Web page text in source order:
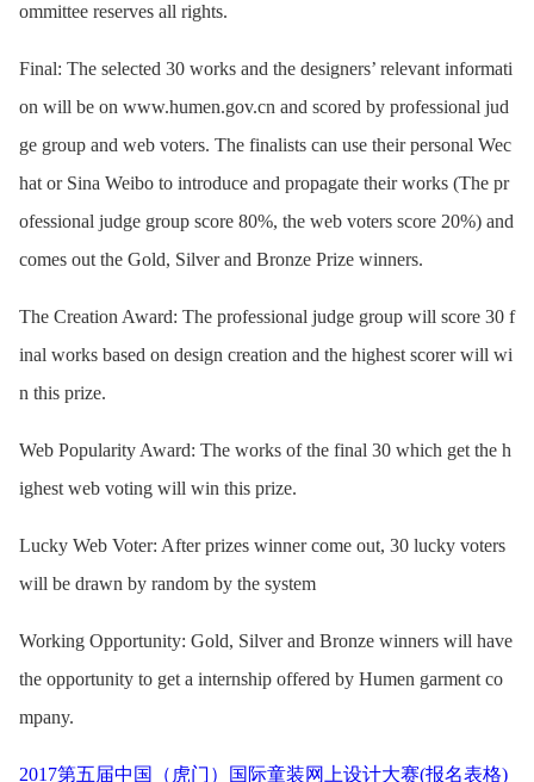
ommittee reserves all rights.
Final: The selected 30 works and the designers’ relevant informati
on will be on www.humen.gov.cn and scored by professional jud
ge group and web voters. The finalists can use their personal Wec
hat or Sina Weibo to introduce and propagate their works (The pr
ofessional judge group score 80%, the web voters score 20%) and
comes out the Gold, Silver and Bronze Prize winners.
The Creation Award: The professional judge group will score 30 f
inal works based on design creation and the highest scorer will wi
n this prize.
Web Popularity Award: The works of the final 30 which get the h
ighest web voting will win this prize.
Lucky Web Voter: After prizes winner come out, 30 lucky voters
will be drawn by random by the system
Working Opportunity: Gold, Silver and Bronze winners will have
the opportunity to get a internship offered by Humen garment co
mpany.
2017第五届中国（虎门）国际童装网上设计大赛(报名表格)